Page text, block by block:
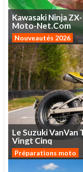
KawasakiNinja
Moto-Net.Com
Nouveautés 2026
LeSuzukiVanVan
VingtCinq
Préparations moto